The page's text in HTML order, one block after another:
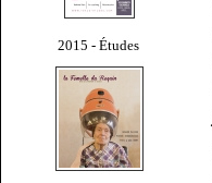
2015 - Études